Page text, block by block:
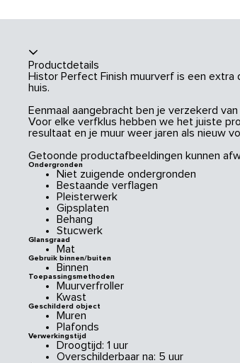
Productdetails
Histor Perfect Finish muurverf is een extra
huis.
Eenmaal aangebracht ben je verzekerd
Voor elke verfklus hebben we het juiste
resultaat en je muur weer jaren als nieuw
Getoonde productafbeeldingen kunnen
Ondergronden
Niet zuigende ondergronden
Bestaande verflagen
Pleisterwerk
Gipsplaten
Behang
Stucwerk
Glansgraad
Mat
Gebruik binnen/buiten
Binnen
Toepassingsmethoden
Muurverfroller
Kwast
Geschilderd object
Muren
Plafonds
Verwerkingstijd
Droogtijd: 1 uur
Overschilderbaar na: 5 uur